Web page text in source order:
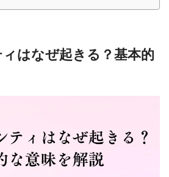
はなぜ起きる？基本的